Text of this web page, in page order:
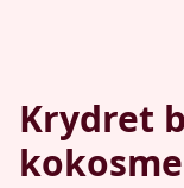
Krydret